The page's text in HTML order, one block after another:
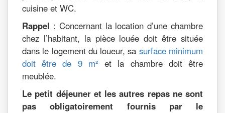
cuisine et WC.
Rappel : Concernant la location d’une chambre
chez l’habitant, la pièce louée doit être située
dans le logement du loueur, sa surface minimum
doit être de 9 m² et la chambre doit être
meublée.
Le petit déjeuner et les autres repas ne sont
pas obligatoirement fournis par le